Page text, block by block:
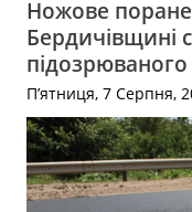
Ножове
Бердичівщині
підозрюваного
П’ятниця, 7 Серпня,